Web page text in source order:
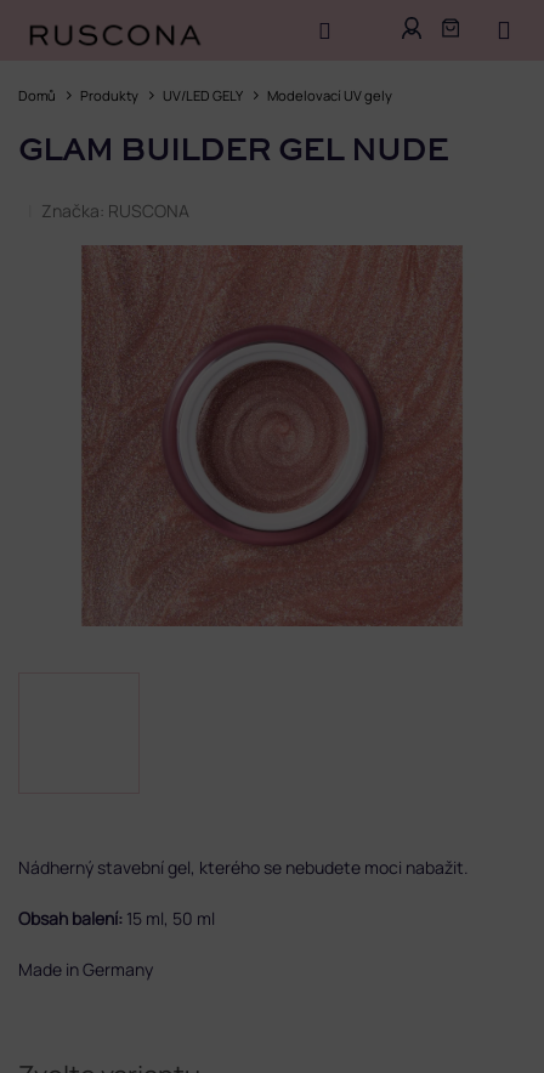
Domů Produkty UV/LED GELY Modelovací UV gely
GLAM BUILDER GEL NUDE
Značka: RUSCONA
Nádherný stavební gel, kterého se nebudete moci nabažit.
Obsah balení: 15 ml, 50 ml
Made in Germany